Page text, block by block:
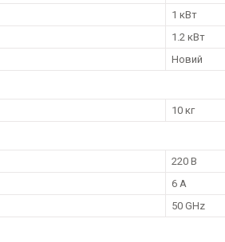
1 кВт
1.2 кВт
Новий
10 кг
220 В
6 А
50 GHz